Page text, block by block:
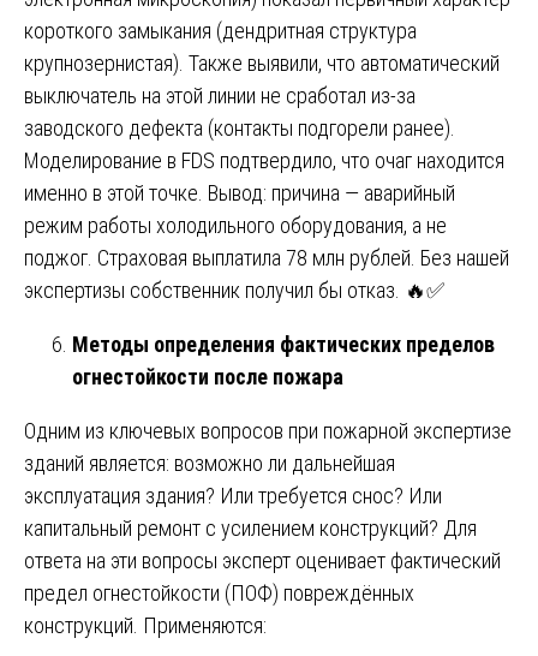
короткого замыкания (дендритная структура
крупнозернистая). Также выявили, что автоматический
выключатель на этой линии не сработал из-за
заводского дефекта (контакты подгорели ранее).
Моделирование в FDS подтвердило, что очаг находится
именно в этой точке. Вывод: причина — аварийный
режим работы холодильного оборудования, а не
поджог. Страховая выплатила 78 млн рублей. Без нашей
экспертизы собственник получил бы отказ. 🔥✅
Методы определения фактических пределов
огнестойкости после пожара
Одним из ключевых вопросов при пожарной экспертизе
зданий является: возможно ли дальнейшая
эксплуатация здания? Или требуется снос? Или
капитальный ремонт с усилением конструкций? Для
ответа на эти вопросы эксперт оценивает фактический
предел огнестойкости (ПОФ) повреждённых
конструкций. Применяются: